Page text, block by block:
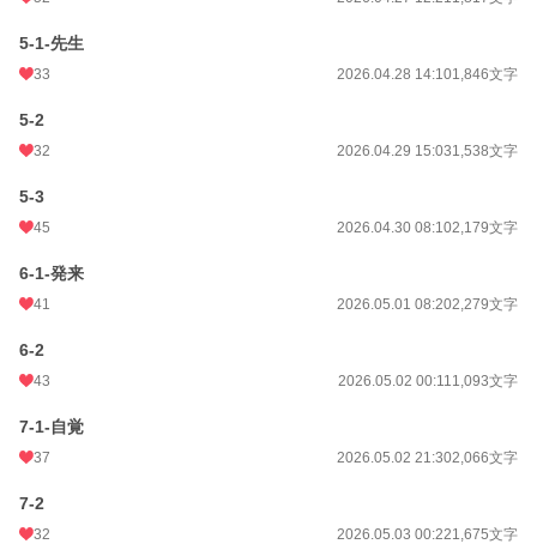
5-1-先生
33 2026.04.28 14:101,846文字
5-2
32 2026.04.29 15:031,538文字
5-3
45 2026.04.30 08:102,179文字
6-1-発来
41 2026.05.01 08:202,279文字
6-2
43 2026.05.02 00:111,093文字
7-1-自覚
37 2026.05.02 21:302,066文字
7-2
32 2026.05.03 00:221,675文字